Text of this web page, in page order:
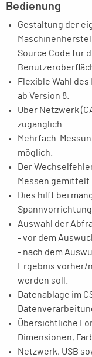
Bedienung
Gestaltung der
Source Code für
Flexible Wahl
ab Version 8.
Über Netzwerk
zugänglich.
Mehrfach-
möglich.
Der
Messen gemittelt.
Dies hilft bei
Auswahl der
- vor dem
- nach dem
Ergebnis vorher/
werden soll.
Datenablage im
Übersichtliche
Dimensionen,
Netzwerk, USB